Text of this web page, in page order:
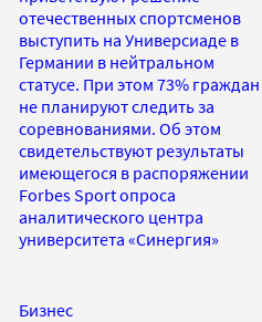
отечественных спортсменов
выступить на Универсиаде в
Германии в нейтральном
статусе. При этом 73% граждан
не планируют следить за
соревнованиями. Об этом
свидетельствуют результаты
имеющегося в распоряжении
Forbes Sport опроса
аналитического центра
университета «Синергия»
Бизнес